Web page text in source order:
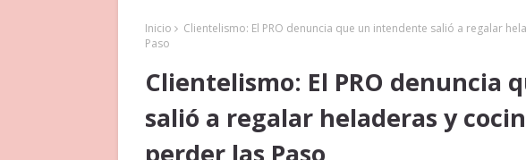
Inicio
Clientelismo: El PRO denuncia que un intendente salió a regalar
Paso
Clientelismo: El PRO denuncia
salió a regalar heladeras y
perder las Paso